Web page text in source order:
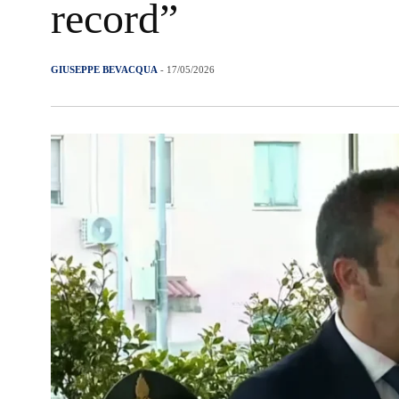
record”
GIUSEPPE BEVACQUA - 17/05/2026